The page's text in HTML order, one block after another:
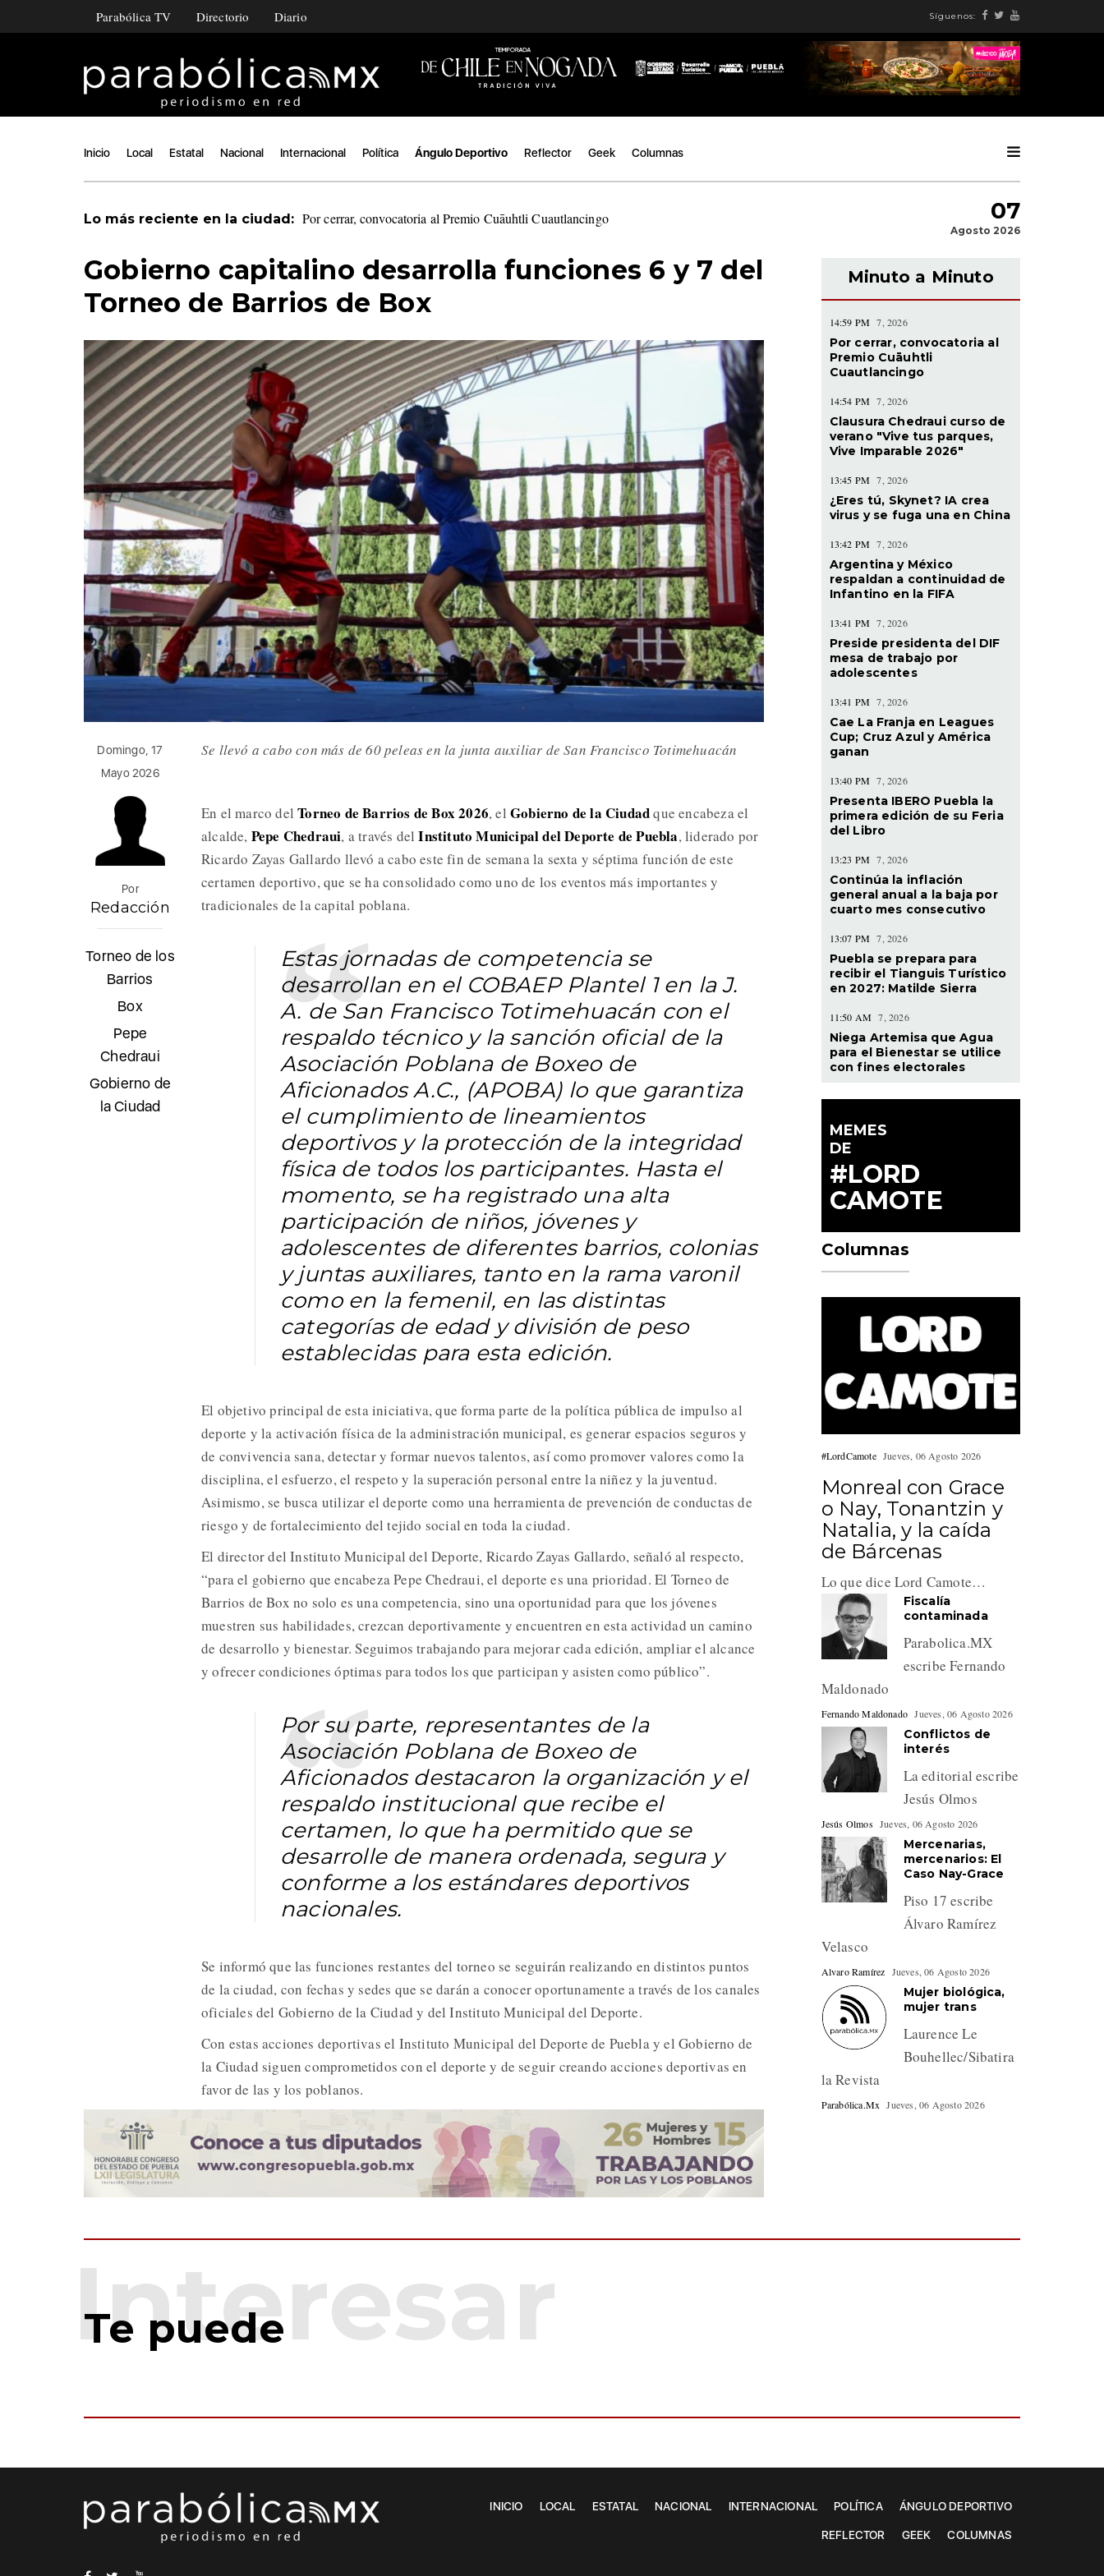
Parabólica TV Directorio Diario Síguenos:
Inicio Local Estatal Nacional Internacional Política Ángulo Deportivo Reflector Geek Columnas
Lo más reciente en la ciudad: Por cerrar, convocatoria al Premio Cuāuhtli Cuautlancingo 07
Agosto 2026
Gobierno capitalino desarrolla funciones 6 y 7 del
Torneo de Barrios de Box
Domingo, 17
Mayo 2026
Por
Redacción
Torneo de los
Barrios
Box
Pepe
Chedraui
Gobierno de
la Ciudad
Se llevó a cabo con más de 60 peleas en la junta auxiliar de San Francisco Totimehuacán
En el marco delTorneo de Barrios de Box 2026, el Gobierno de la Ciudadque encabeza el
alcalde, Pepe Chedraui, a través delInstituto Municipal del Deporte de Puebla, liderado por
Ricardo Zayas Gallardo llevó a cabo este fin de semana la sexta y séptima función de este
certamen deportivo, que se ha consolidado como uno de los eventos más importantes y
tradicionales de la capital poblana.
Estas jornadas de competencia se
desarrollan en el COBAEP Plantel 1 en la J.
A. de San Francisco Totimehuacán con el
respaldo técnico y la sanción oficial de la
Asociación Poblana de Boxeo de
Aficionados A.C., (APOBA) lo que garantiza
el cumplimiento de lineamientos
deportivos y la protección de la integridad
física de todos los participantes. Hasta el
momento, se ha registrado una alta
participación de niños, jóvenes y
adolescentes de diferentes barrios, colonias
y juntas auxiliares, tanto en la rama varonil
como en la femenil, en las distintas
categorías de edad y división de peso
establecidas para esta edición.
El objetivo principal de esta iniciativa, que forma parte de la política pública de impulso al
deporte y la activación física de la administración municipal, es generar espacios seguros y
de convivencia sana, detectar y formar nuevos talentos, así como promover valores como la
disciplina, el esfuerzo, el respeto y la superación personal entre la niñez y la juventud.
Asimismo, se busca utilizar el deporte como una herramienta de prevención de conductas de
riesgo y de fortalecimiento del tejido social en toda la ciudad.
El director del Instituto Municipal del Deporte, Ricardo Zayas Gallardo, señaló al respecto,
“para el gobierno que encabeza Pepe Chedraui, el deporte es una prioridad. El Torneo de
Barrios de Box no solo es una competencia, sino una oportunidad para que los jóvenes
muestren sus habilidades, crezcan deportivamente y encuentren en esta actividad un camino
de desarrollo y bienestar. Seguimos trabajando para mejorar cada edición, ampliar el alcance
y ofrecer condiciones óptimas para todos los que participan y asisten como público”.
Por su parte, representantes de la
Asociación Poblana de Boxeo de
Aficionados destacaron la organización y el
respaldo institucional que recibe el
certamen, lo que ha permitido que se
desarrolle de manera ordenada, segura y
conforme a los estándares deportivos
nacionales.
Se informó que las funciones restantes del torneo se seguirán realizando en distintos puntos
de la ciudad, con fechas y sedes que se darán a conocer oportunamente a través de los canales
oficiales del Gobierno de la Ciudad y del Instituto Municipal del Deporte.
Con estas acciones deportivas el Instituto Municipal del Deporte de Puebla y el Gobierno de
la Ciudad siguen comprometidos con el deporte y de seguir creando acciones deportivas en
favor de las y los poblanos.
Minuto a Minuto
14:59 PM 7, 2026
Por cerrar, convocatoria al
Premio Cuāuhtli
Cuautlancingo
14:54 PM 7, 2026
Clausura Chedraui curso de
verano "Vive tus parques,
Vive Imparable 2026"
13:45 PM 7, 2026
¿Eres tú, Skynet? IA crea
virus y se fuga una en China
13:42 PM 7, 2026
Argentina y México
respaldan a continuidad de
Infantino en la FIFA
13:41 PM 7, 2026
Preside presidenta del DIF
mesa de trabajo por
adolescentes
13:41 PM 7, 2026
Cae La Franja en Leagues
Cup; Cruz Azul y América
ganan
13:40 PM 7, 2026
Presenta IBERO Puebla la
primera edición de su Feria
del Libro
13:23 PM 7, 2026
Continúa la inflación
general anual a la baja por
cuarto mes consecutivo
13:07 PM 7, 2026
Puebla se prepara para
recibir el Tianguis Turístico
en 2027: Matilde Sierra
11:50 AM 7, 2026
Niega Artemisa que Agua
para el Bienestar se utilice
con fines electorales
MEMES
DE
#LORD
CAMOTE
Columnas
#LordCamote Jueves, 06 Agosto 2026
Monreal con Grace
o Nay, Tonantzin y
Natalia, y la caída
de Bárcenas
Lo que dice Lord Camote…
Fiscalía
contaminada
Parabolica.MX
escribe Fernando
Maldonado
Fernando Maldonado Jueves, 06 Agosto 2026
Conflictos de
interés
La editorial escribe
Jesús Olmos
Jesús Olmos Jueves, 06 Agosto 2026
Mercenarias,
mercenarios: El
Caso Nay-Grace
Piso 17 escribe
Álvaro Ramírez
Velasco
Alvaro Ramírez Jueves, 06 Agosto 2026
Mujer biológica,
mujer trans
Laurence Le
Bouhellec/Sibatira
la Revista
Parabólica.Mx Jueves, 06 Agosto 2026
Te puede
INICIO LOCAL ESTATAL NACIONAL INTERNACIONAL POLÍTICA ÁNGULO DEPORTIVO
REFLECTOR GEEK COLUMNAS